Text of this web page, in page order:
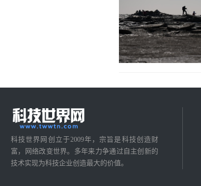
科技世界网创立于2009年，宗旨是科技创造财
富，网络改变世界。多年来力争通过自主创新的
技术实现为科技企业创造最大的价值。